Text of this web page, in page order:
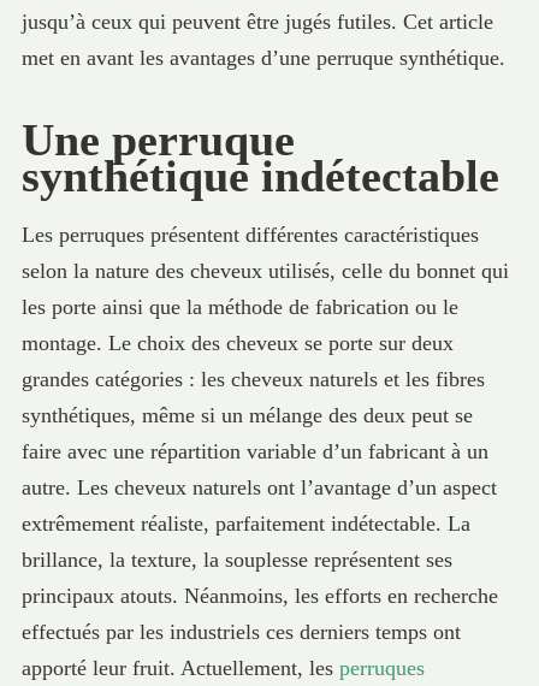
jusqu’à ceux qui peuvent être jugés futiles. Cet article
met en avant les avantages d’une perruque synthétique.
Une perruque
synthétique indétectable
Les perruques présentent différentes caractéristiques
selon la nature des cheveux utilisés, celle du bonnet qui
les porte ainsi que la méthode de fabrication ou le
montage. Le choix des cheveux se porte sur deux
grandes catégories : les cheveux naturels et les fibres
synthétiques, même si un mélange des deux peut se
faire avec une répartition variable d’un fabricant à un
autre. Les cheveux naturels ont l’avantage d’un aspect
extrêmement réaliste, parfaitement indétectable. La
brillance, la texture, la souplesse représentent ses
principaux atouts. Néanmoins, les efforts en recherche
effectués par les industriels ces derniers temps ont
apporté leur fruit. Actuellement, les perruques